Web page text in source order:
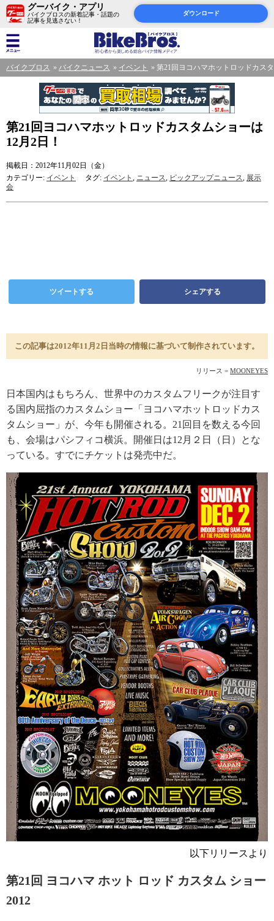
グーバイク・アプリ
バイクブロスの新着記事・話題の
記事を見逃さない！
ダウンロード
バイクブロス バイクニュース イベント 第21回ヨコハマホットロッドカス
第21回ヨコハマホットロッドカスタムショーは
12月2日！
掲載日：2012年11月02日（金）
カテゴリー: イベント タグ: イベント , ニュース, ピックアップニュース, 展示
会
ツイートする シェアする
この記事は2012年11月2日当時の情報に基づいて制作されています。
リリース = MOONEYES
日本国内はもちろん、世界中のカスタムフリークが注目す
る国内屈指のカスタムショー「ヨコハマホットロッドカス
タムショー」が、今年も開催される。21回目を数える今回
も、会場はパシフィコ横浜。開催日は12月２日（日）とな
っている。すでにチケットは発売中だ。
以下リリースより
第21回 ヨコハマ ホット ロッド カスタム ショー
2012